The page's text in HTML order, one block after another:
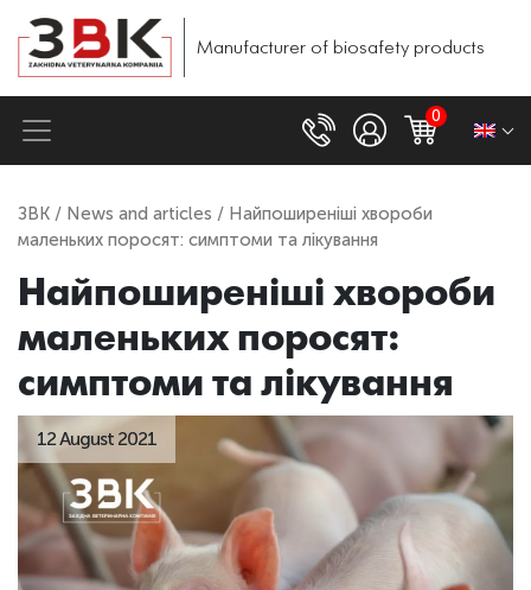
Manufacturer of biosafety products
0
ЗВК / News and articles / Найпоширеніші хвороби
маленьких поросят: симптоми та лікування
Найпоширеніші хвороби
маленьких поросят:
симптоми та лікування
12 August 2021